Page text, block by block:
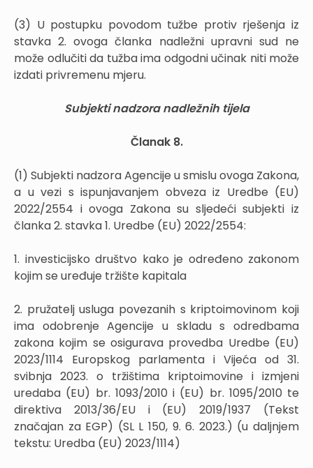
(3) U postupku povodom tužbe protiv rješenja iz
stavka 2. ovoga članka nadležni upravni sud ne
može odlučiti da tužba ima odgodni učinak niti može
izdati privremenu mjeru.
Subjekti nadzora nadležnih tijela
Članak 8.
(1) Subjekti nadzora Agencije u smislu ovoga Zakona,
a u vezi s ispunjavanjem obveza iz Uredbe (EU)
2022/2554 i ovoga Zakona su sljedeći subjekti iz
članka 2. stavka 1. Uredbe (EU) 2022/2554:
1. investicijsko društvo kako je određeno zakonom
kojim se uređuje tržište kapitala
2. pružatelj usluga povezanih s kriptoimovinom koji
ima odobrenje Agencije u skladu s odredbama
zakona kojim se osigurava provedba Uredbe (EU)
2023/1114 Europskog parlamenta i Vijeća od 31.
svibnja 2023. o tržištima kriptoimovine i izmjeni
uredaba (EU) br. 1093/2010 i (EU) br. 1095/2010 te
direktiva 2013/36/EU i (EU) 2019/1937 (Tekst
značajan za EGP) (SL L 150, 9. 6. 2023.) (u daljnjem
tekstu: Uredba (EU) 2023/1114)